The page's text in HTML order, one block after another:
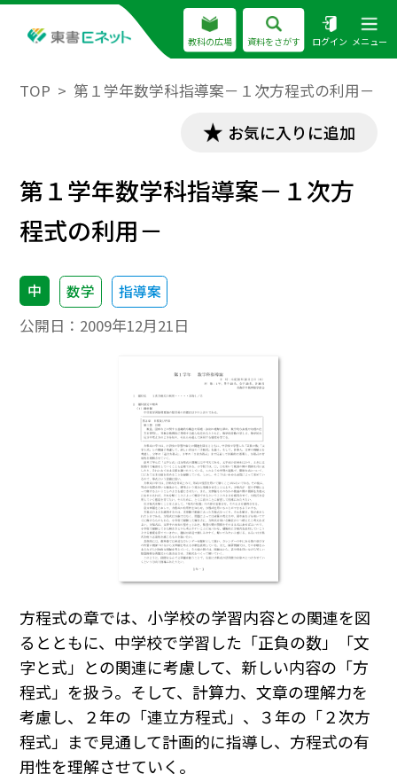
教科の広場 資料をさがす ログイン メニュー
TOP 第１学年数学科指導案－１次方程式の利用－
お気に入りに追加
第１学年数学科指導案－１次方
程式の利用－
中 数学 指導案
公開日： 2009年12月21日
方程式の章では、小学校の学習内容との関連を図
るとともに、中学校で学習した「正負の数」「文
字と式」との関連に考慮して、新しい内容の「方
程式」を扱う。そして、計算力、文章の理解力を
考慮し、２年の「連立方程式」、３年の「２次方
程式」まで見通して計画的に指導し、方程式の有
用性を理解させていく。